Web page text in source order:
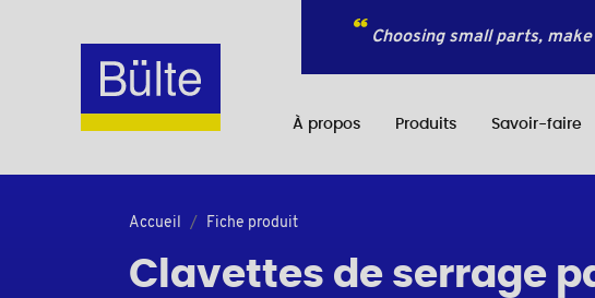
Choosing small parts,
À propos Produits Savoir-faire
Accueil Fiche produit
Clavettes de serrage